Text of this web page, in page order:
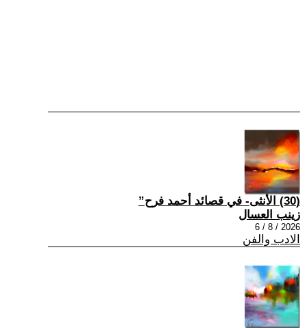
(30) الأنثى- في قصائد أحمد فرح”
زينب العسال
2026 / 8 / 6
الادب والفن